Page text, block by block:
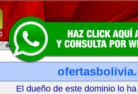
El dueño de este dominio lo